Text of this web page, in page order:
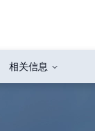
相关信息